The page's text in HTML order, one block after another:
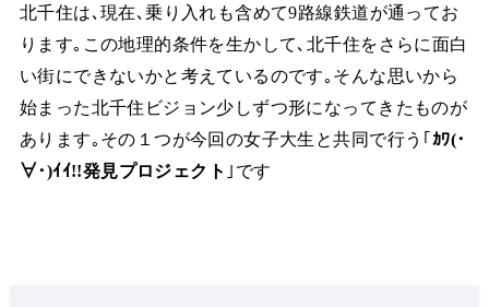
北千住は､現在､乗り入れも含めて9路線鉄道が通ってお
ります｡この地理的条件を生かして､北千住をさらに面白
い街にできないかと考えているのです｡そんな思いから
始まった北千住ビジョン少しずつ形になってきたものが
あります｡その１つが今回の女子大生と共同で行う｢ｶﾜ(･
∀･)ｲｲ!!発見プロジェクト ｣です